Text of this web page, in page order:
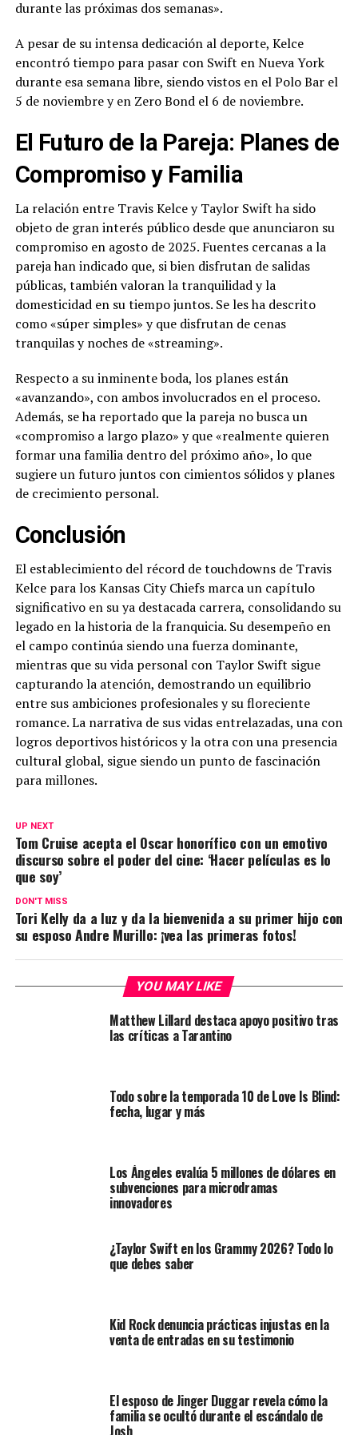
durante las próximas dos semanas».
A pesar de su intensa dedicación al deporte, Kelce
encontró tiempo para pasar con Swift en Nueva York
durante esa semana libre, siendo vistos en el Polo Bar el
5 de noviembre y en Zero Bond el 6 de noviembre.
El Futuro de la Pareja: Planes de
Compromiso y Familia
La relación entre Travis Kelce y Taylor Swift ha sido
objeto de gran interés público desde que anunciaron su
compromiso en agosto de 2025. Fuentes cercanas a la
pareja han indicado que, si bien disfrutan de salidas
públicas, también valoran la tranquilidad y la
domesticidad en su tiempo juntos. Se les ha descrito
como «súper simples» y que disfrutan de cenas
tranquilas y noches de «streaming».
Respecto a su inminente boda, los planes están
«avanzando», con ambos involucrados en el proceso.
Además, se ha reportado que la pareja no busca un
«compromiso a largo plazo» y que «realmente quieren
formar una familia dentro del próximo año», lo que
sugiere un futuro juntos con cimientos sólidos y planes
de crecimiento personal.
Conclusión
El establecimiento del récord de touchdowns de Travis
Kelce para los Kansas City Chiefs marca un capítulo
significativo en su ya destacada carrera, consolidando su
legado en la historia de la franquicia. Su desempeño en
el campo continúa siendo una fuerza dominante,
mientras que su vida personal con Taylor Swift sigue
capturando la atención, demostrando un equilibrio
entre sus ambiciones profesionales y su floreciente
romance. La narrativa de sus vidas entrelazadas, una con
logros deportivos históricos y la otra con una presencia
cultural global, sigue siendo un punto de fascinación
para millones.
UP NEXT
Tom Cruise acepta el Oscar honorífico con un emotivo
discurso sobre el poder del cine: ‘Hacer películas es lo
que soy’
DON'T MISS
Tori Kelly da a luz y da la bienvenida a su primer hijo con
su esposo Andre Murillo: ¡vea las primeras fotos!
YOU MAY LIKE
Matthew Lillard destaca apoyo positivo tras
las críticas a Tarantino
Todo sobre la temporada 10 de Love Is Blind:
fecha, lugar y más
Los Ángeles evalúa 5 millones de dólares en
subvenciones para microdramas
innovadores
¿Taylor Swift en los Grammy 2026? Todo lo
que debes saber
Kid Rock denuncia prácticas injustas en la
venta de entradas en su testimonio
El esposo de Jinger Duggar revela cómo la
familia se ocultó durante el escándalo de